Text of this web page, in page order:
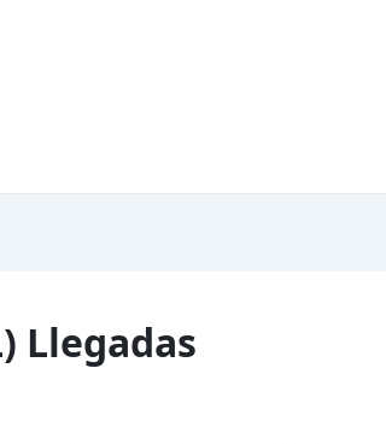
Llegadas